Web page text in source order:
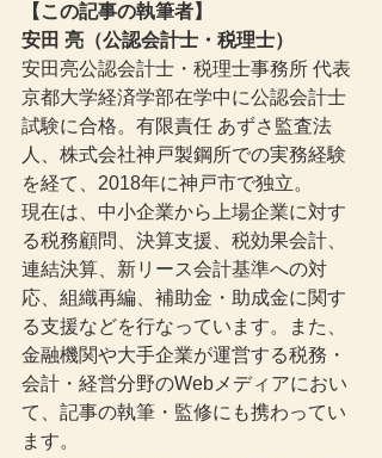
【この記事の執筆者】
安田 亮（公認会計士・税理士）
安田亮公認会計士・税理士事務所 代表
京都大学経済学部在学中に公認会計士
試験に合格。有限責任 あずさ監査法
人、株式会社神戸製鋼所での実務経験
を経て、2018年に神戸市で独立。
現在は、中小企業から上場企業に対す
る税務顧問、決算支援、税効果会計、
連結決算、新リース会計基準への対
応、組織再編、補助金・助成金に関す
る支援などを行なっています。また、
金融機関や大手企業が運営する税務・
会計・経営分野のWebメディアにおい
て、記事の執筆・監修にも携わってい
ます。